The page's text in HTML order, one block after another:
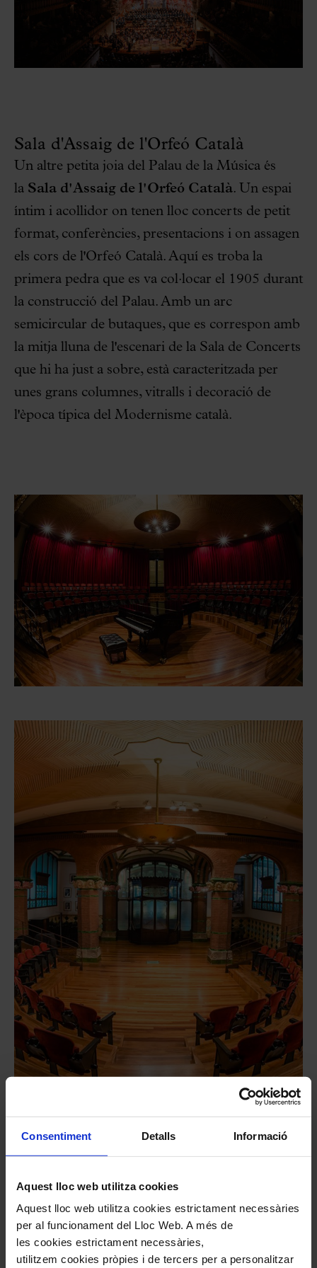
Consentiment Detalls Informació
Aquest lloc web utilitza cookies
Aquest lloc web utilitza cookies estrictament necessàries
per al funcionament del Lloc Web. A més de
les cookies estrictament necessàries,
utilitzem cookies pròpies i de tercers per a personalitzar
Sala d'Assaig de l'Orfeó Català
Un altre petita joia del Palau de la Música és
la Sala d'Assaig de l'Orfeó Català. Un espai
íntim i acollidor on tenen lloc concerts de petit
format, conferències, presentacions i on assagen
els cors de l'Orfeó Català. Aquí es troba la
primera pedra que es va col·locar el 1905 durant
la construcció del Palau. Amb un arc
semicircular de butaques, que es correspon amb
la mitja lluna de l'escenari de la Sala de Concerts
que hi ha just a sobre, està caracteritzada per
unes grans columnes, vitralls i decoració de
l'època típica del Modernisme català.
La façana
La façana del Palau, situada al carrer de Sant
Pere Més Alt, únic accés fins a l'any 1989, fa